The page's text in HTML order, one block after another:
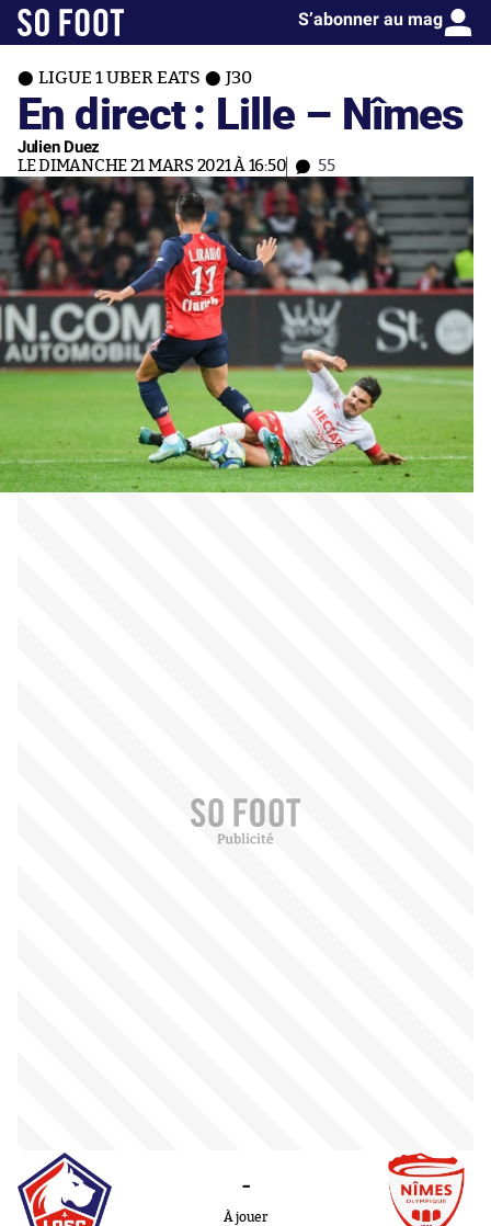
S’abonner au mag
LIGUE 1 UBER EATS J30
En direct : Lille – Nîmes
Julien Duez
LE DIMANCHE 21 MARS 2021 À 16:50 55
-
À jouer